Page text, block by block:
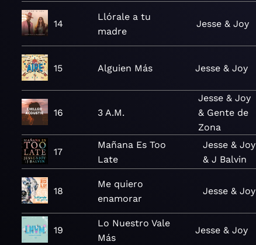
14
Llórale a tu
madre
Jesse & Joy
15 Alguien Más Jesse & Joy
16 3 A.M.
Jesse & Joy
& Gente de
Zona
17
Mañana Es Too
Late
Jesse & Joy
& J Balvin
18
Me quiero
enamorar
Jesse & Joy
19
Lo Nuestro Vale
Más
Jesse & Joy